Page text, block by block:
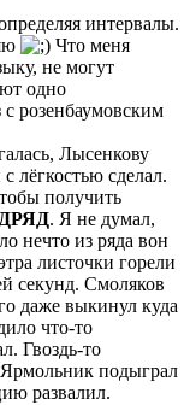
интервалы.
Что меня
не могут
одно
розенбаумовским
Лысенкову
лёгкостью сделал.
получить
. Я не думал,
нечто из ряда вон
листочки горели
секунд. Смоляков
даже выкинул куда
что-то
Гвоздь-то
Ярмольник подыграл
развалил.